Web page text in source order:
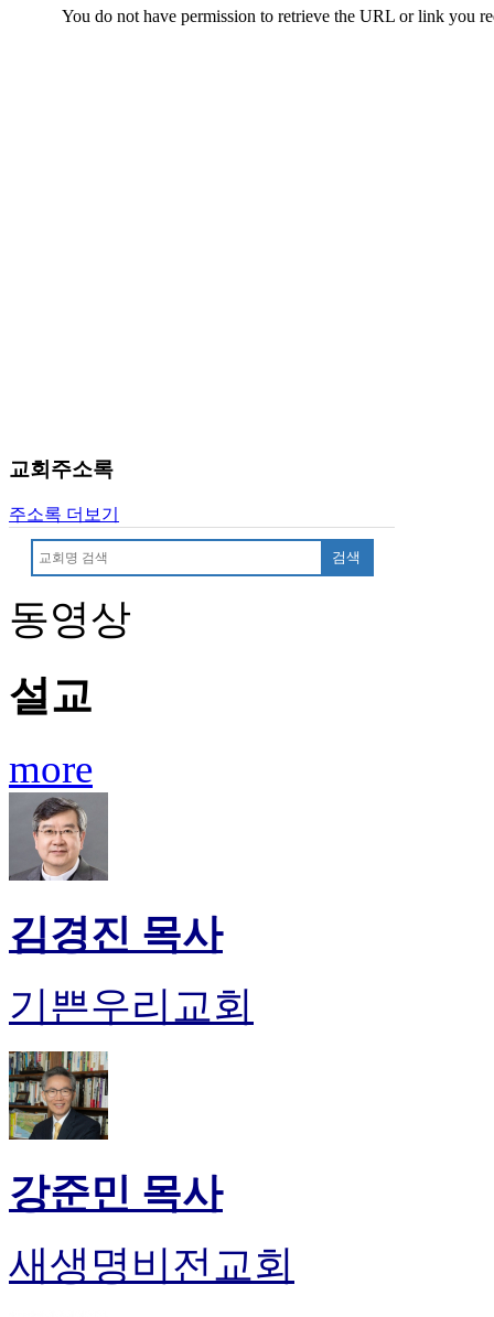
코
아
신
규
제
휴
트
무
시
알
스
후
기
가
평
발
기
진
약
아
탑-
교회주소록
주소록 더보기
검색
동영상
설교
more
김경진 목사
기쁜우리교회
강준민 목사
새생명비전교회